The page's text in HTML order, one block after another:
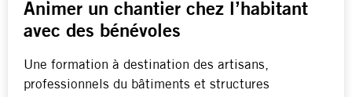
Animer un chantier chez l’habitant
avec des bénévoles
Une formation à destination des artisans,
professionnels du bâtiments et structures